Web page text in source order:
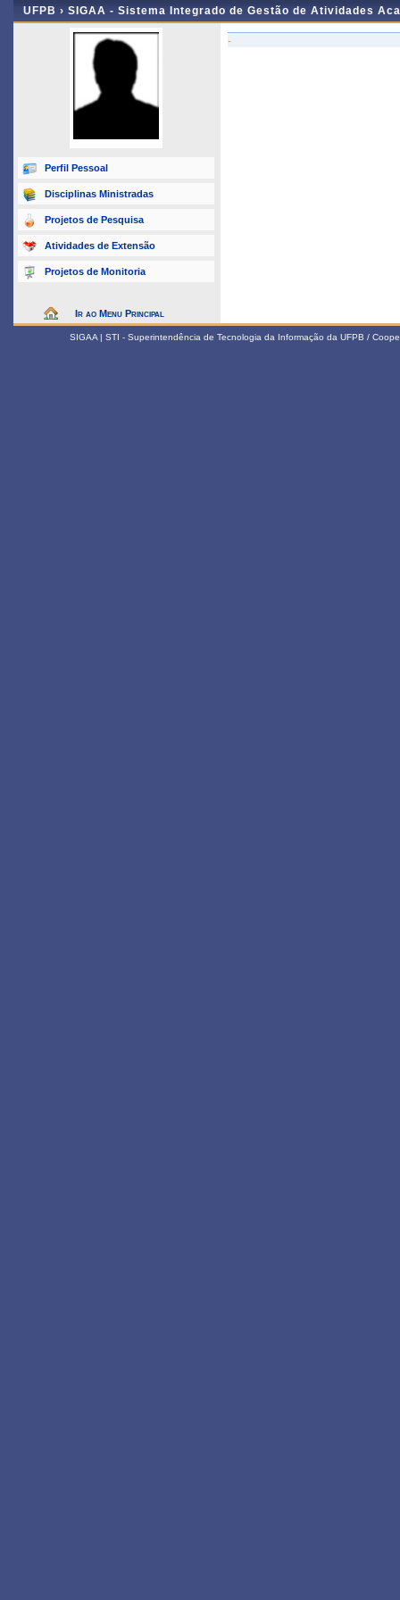
UFPB › SIGAA - Sistema Integrado de Gestão de Atividades
Perfil Pessoal
Disciplinas Ministradas
Projetos de Pesquisa
Atividades de Extensão
Projetos de Monitoria
Ir ao Menu Principal
-
SIGAA | STI - Superintendência de Tecnologia da Informação da UFPB /